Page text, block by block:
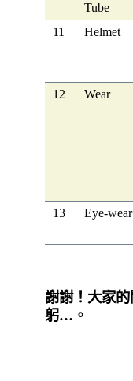
Tube
11
Helmet
12
Wear
13
Eye-wear
謝謝！大家
躬…。